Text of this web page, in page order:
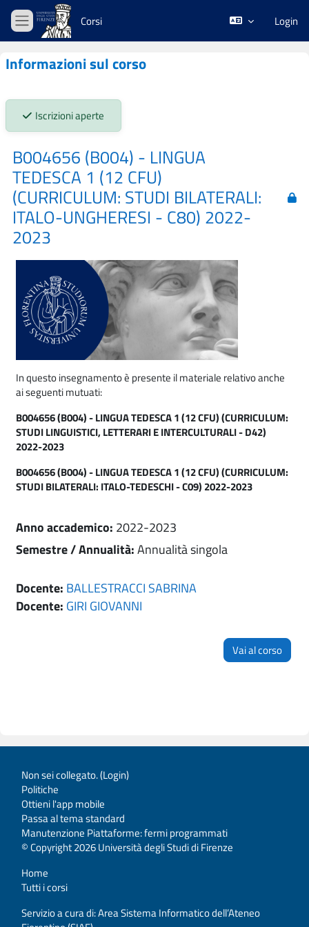
Vai al contenuto principale
Pannello laterale
Corsi Login
Informazioni sul corso
Stato iscrizioni:
Iscrizioni aperte
B004656 (B004) - LINGUA
TEDESCA 1 (12 CFU)
(CURRICULUM: STUDI BILATERALI:
ITALO-UNGHERESI - C80) 2022-
2023
In questo insegnamento è presente il materiale relativo anche
ai seguenti mutuati:
B004656 (B004) - LINGUA TEDESCA 1 (12 CFU) (CURRICULUM:
STUDI LINGUISTICI, LETTERARI E INTERCULTURALI - D42)
2022-2023
B004656 (B004) - LINGUA TEDESCA 1 (12 CFU) (CURRICULUM:
STUDI BILATERALI: ITALO-TEDESCHI - C09) 2022-2023
Anno accademico: 2022-2023
Semestre / Annualità:Annualità singola
Docente: BALLESTRACCI SABRINA
Docente: GIRI GIOVANNI
Vai al corso
Non sei collegato. (Login)
Politiche
Ottieni l'app mobile
Passa al tema standard
Manutenzione Piattaforme: fermi programmati
© Copyright 2026 Università degli Studi di Firenze
Home
Tutti i corsi
Servizio a cura di: Area Sistema Informatico dell’Ateneo